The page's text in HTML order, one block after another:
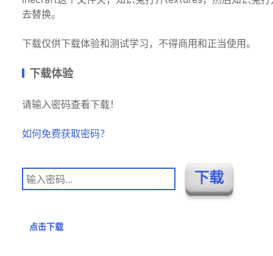
去替换。
下载仅供下载体验和测试学习，不得商用和正当使用。
下载体验
请输入密码查看下载！
如何免费获取密码？
点击下载